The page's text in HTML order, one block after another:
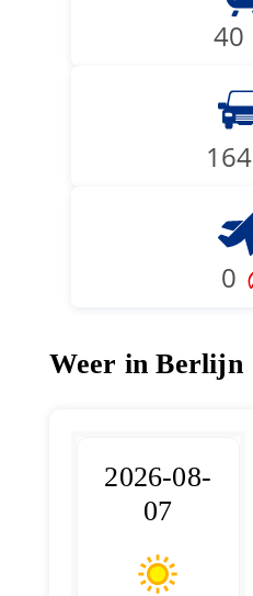
40
164
0
Weer in Berlijn
2026-08-
07